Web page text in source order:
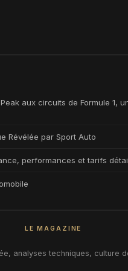
aux circuits de Formule 1,
Révélée par Sport Auto
performances et tarifs
LE MAGAZINE
analyses techniques, culture